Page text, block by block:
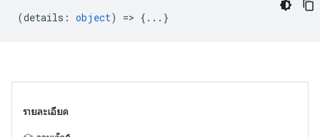
(details : object) => {...}
รายละเอียด